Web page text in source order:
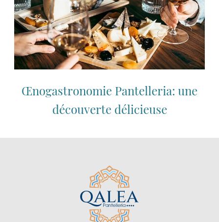
Œnogastronomie Pantelleria: une
découverte délicieuse